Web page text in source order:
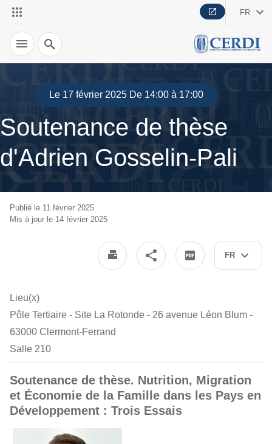
FR
Recherche
Le 17 février 2025 De 14:00 à 17:00
Soutenance de thèse
d'Adrien Gosselin-Pali
FR
Publié le 11 février 2025
Mis à jour le 14 février 2025
Lieu(x)
Pôle Tertiaire - Site La Rotonde - 26 avenue Léon Blum -
63000 Clermont-Ferrand
Salle 210
Soutenance de thèse. Nutrition, Migration
et Économie de la Famille dans les Pays en
Développement : Trois Essais